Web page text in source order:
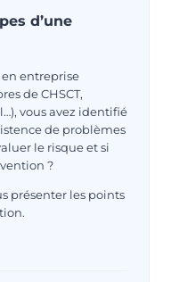
d’une
entreprise
de CHSCT,
vous avez identifié
de problèmes
le risque et si
?
présenter les points